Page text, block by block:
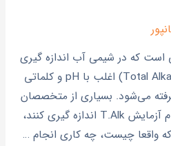
است که در شیمی آب اندازه گیری
می شود. قلیائیت کل (Total Alkalinity) اغلب با pH و کلماتی
گرفته می‌شود. بسیاری از متخصصان
می توانند قلیائیت را با انجام آزمایش T.Alk اندازه گیری کنند،
واقعا چیست، چه کاری انجام …